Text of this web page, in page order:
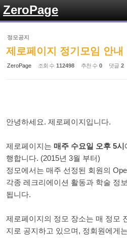
ZeroPage
정모공지
제로페이지 정기모임 안내
ZeroPage 조회 수 112498 추천 수 0 댓글 2
안녕하세요. 제로페이지입니다.
제로페이지는 매주 수요일 오후 5시
행합니다. (2015년 3월 부터)
정모에서는 매주 선정된 회원의
각종 레크리에이션 활동과 학술 정
됩니다.
제로페이지의 정모 장소는 매 정모
지로 공지하고 있으며, 정회원에게
Sketchbook5, 스
Sketchbook5, 스케